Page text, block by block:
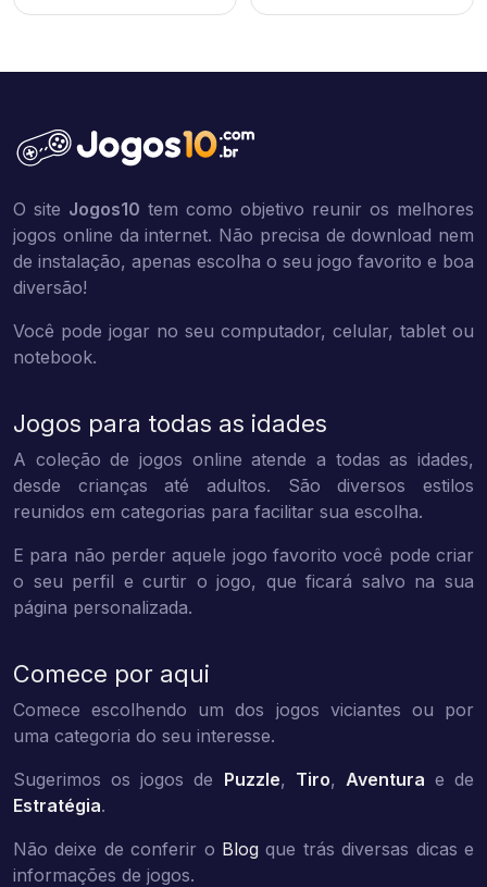
O site Jogos10 tem como objetivo reunir os melhores
jogos online da internet. Não precisa de download nem
de instalação, apenas escolha o seu jogo favorito e boa
diversão!
Você pode jogar no seu computador, celular, tablet ou
notebook.
Jogos para todas as idades
A coleção de jogos online atende a todas as idades,
desde crianças até adultos. São diversos estilos
reunidos em categorias para facilitar sua escolha.
E para não perder aquele jogo favorito você pode criar
o seu perfil e curtir o jogo, que ficará salvo na sua
página personalizada.
Comece por aqui
Comece escolhendo um dos jogos viciantes ou por
uma categoria do seu interesse.
Sugerimos os jogos de Puzzle, Tiro, Aventura e de
Estratégia.
Não deixe de conferir o Blog que trás diversas dicas e
informações de jogos.